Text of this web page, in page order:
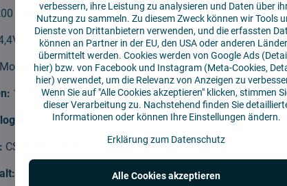
mAh
137*38*37 mm
Li-Ion
CS-PCM710VX
verbessern, ihre Leistung zu analysieren und Daten über
Nutzung zu sammeln. Zu diesem Zweck können wir Tools
Dienste von Drittanbietern verwenden, und die erfassten
können an Partner in der EU, den USA oder anderen
übermittelt werden. Cookies werden von Google Ads (
hier) bzw. von Facebook und Instagram (Meta-Cookies,
hier) verwendet, um die Relevanz von Anzeigen zu
Wenn Sie auf "Alle Cookies akzeptieren" klicken, stimmen
dieser Verarbeitung zu. Nachstehend finden Sie
Informationen oder können Ihre Einstellungen ändern.
Erklärung zum Datenschutz
Alle Cookies akzeptieren